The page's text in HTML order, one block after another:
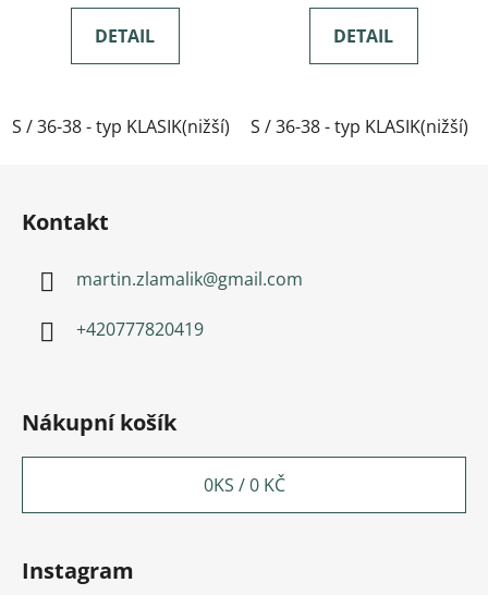
DETAIL
S / 36-38 - typ KLASIK(nižší) M / 39-41- typ KLASIK(nižší)
DETAIL
S / 36-38 - typ KLASIK(nižší)
Kontakt
martin.zlamalik@gmail.com
+420777820419
Nákupní košík
0KS /0 KČ
Instagram